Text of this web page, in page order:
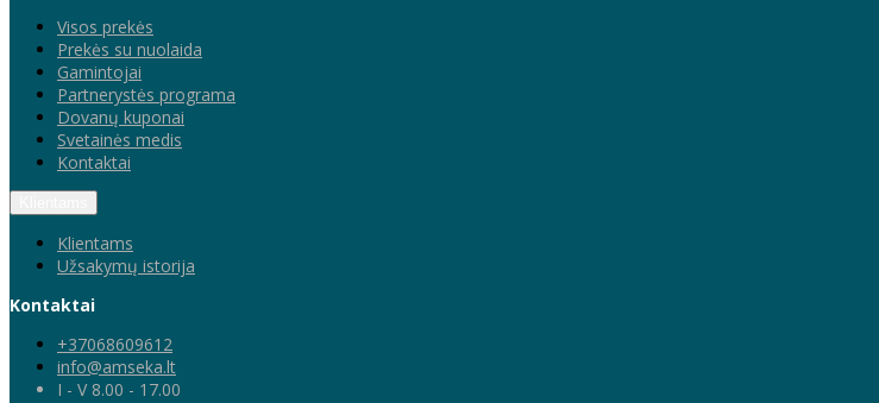
Visos prekės
Prekės su nuolaida
Gamintojai
Partnerystės programa
Dovanų kuponai
Svetainės medis
Kontaktai
Klientams
Užsakymų istorija
Kontaktai
+37068609612
info@amseka.lt
I - V 8.00 - 17.00